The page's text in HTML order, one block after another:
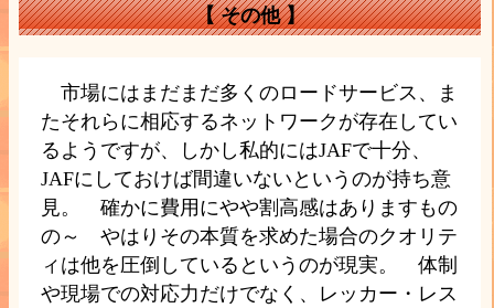
【その他】
市場にはまだまだ多くのロードサービス、ま
たそれらに相応するネットワークが存在してい
るようですが、しかし私的にはJAFで十分、
JAFにしておけば間違いないというのが持ち意
見。 確かに費用にやや割高感はありますもの
の～ やはりその本質を求めた場合のクオリテ
ィは他を圧倒しているというのが現実。 体制
や現場での対応力だけでなく、レッカー・レス